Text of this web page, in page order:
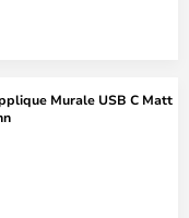
Murale USB C Matt